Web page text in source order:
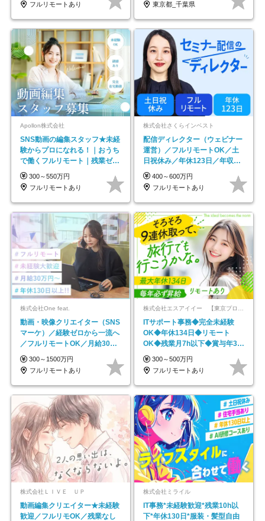
フルリモートあり
東京都_千葉県
Apollon株式会社
SNS動画の編集スタッフ★未経
験からプロになれる！｜おうち
で働くフルリモート｜残業ゼロ
で18時退勤◎
300～550万円
フルリモートあり
株式会社さくらインベスト
配信ディレクター（ウェビナー
運営）／フルリモートOK／土
日祝休み／年休123日／年収
600万円可
400～600万円
フルリモートあり
株式会社One feat.
動画・映像クリエイター（SNS
マーケ）／経験ゼロから一流へ
／フルリモートOK／月給30万
円～／年休130日以上
300～1500万円
フルリモートあり
ITサポート事務◆完全未経験
OK◆年休134日◆リモート
OK◆残業月7h以下◆賞与年3回
◆5年目まで必ず昇給
300～500万円
フルリモートあり
株式会社ＬＩＶＥ ＵＰ
動画編集クリエイター★未経験
歓迎／フルリモOK／残業なし
株式会社ミライル
IT事務*未経験歓迎*残業10h以
下*年休130日*服装・髪型自由